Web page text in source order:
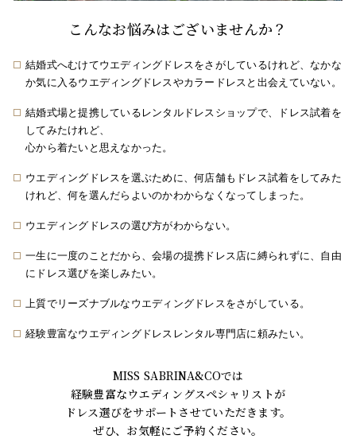
こんなお悩みはございませんか？
結婚式へむけてウエディングドレスをさがしているけれど、なかな
か気に入るウエディングドレスやカラードレスと出会えていない。
結婚式場と提携しているレンタルドレスショップで、ドレス試着を
してみたけれど、
心から着たいと思えなかった。
ウエディングドレスを選ぶために、何店舗もドレス試着をしてみた
けれど、何を選んだらよいのかわからなくなってしまった。
ウエディングドレスの選び方がわからない。
一生に一度のことだから、会場の提携ドレス店に縛られずに、自由
にドレス選びを楽しみたい。
上質でリーズナブルなウエディングドレスをさがしている。
経験豊富なウエディングドレスレンタル専門店に頼みたい。
MISS SABRINA&COでは
経験豊富なウエディングスペシャリストが
ドレス選びをサポートさせていただきます。
ぜひ、お気軽にご予約ください。